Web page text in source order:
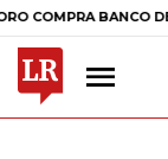
BANCO DE LA